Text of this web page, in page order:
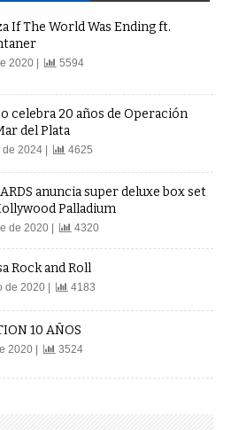
If The World Was Ending ft.
2020 | 5594
celebra 20 años de Operación
del Plata
2024 | 4625
anuncia super deluxe box set
Palladium
de 2020 | 4320
Rock and Roll
de 2020 | 4183
10 AÑOS
2020 | 3524